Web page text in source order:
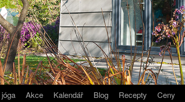
Akce Kalendář Blog Recepty Ceny